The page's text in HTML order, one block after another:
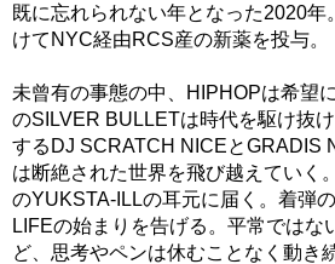
既に忘れられない年となった2020年
けてNYC経由RCS産の新薬を投与。
未曾有の事態の中、HIPHOPは希望
のSILVER BULLETは時代を駆け抜
するDJ SCRATCH NICEとGRADIS
は断絶された世界を飛び越えていく
のYUKSTA-ILLの耳元に届く。着弾
LIFEの始まりを告げる。平常ではな
ど、思考やペンは休むことなく動き